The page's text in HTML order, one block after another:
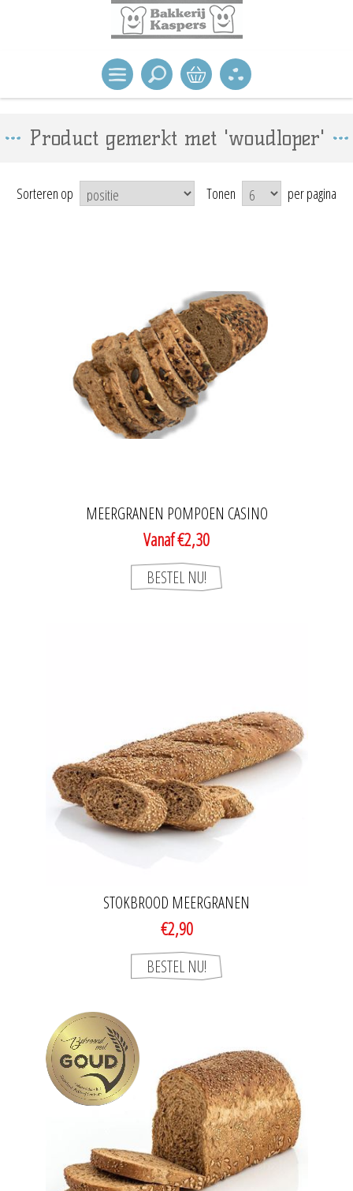
Product gemerkt met 'woudloper'
Sorteren op Tonen per pagina
MEERGRANEN POMPOEN CASINO
Vanaf €2,30
STOKBROOD MEERGRANEN
€2,90